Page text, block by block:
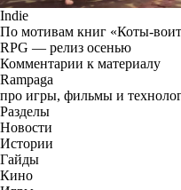
Indie
По мотивам книг «Коты-
RPG — релиз осенью
Комментарии к материалу
Rampaga
про игры, фильмы и
Разделы
Новости
Истории
Гайды
Кино